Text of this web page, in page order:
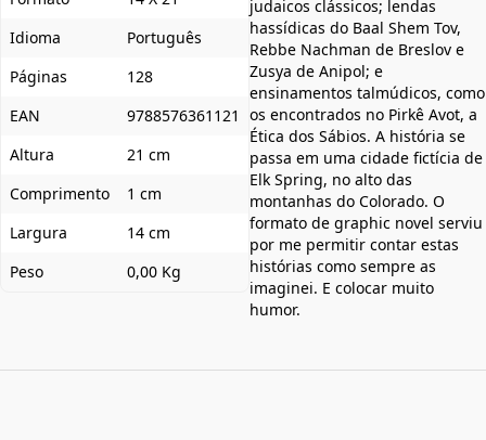
Idioma
Português
Páginas
128
EAN
9788576361121
Altura
21 cm
Comprimento
1 cm
Largura
14 cm
Peso
0,00 Kg
judaicos clássicos; lendas
hassídicas do Baal Shem Tov,
Rebbe Nachman de Breslov e
Zusya de Anipol; e
ensinamentos talmúdicos, como
os encontrados no Pirkê Avot, a
Ética dos Sábios. A história se
passa em uma cidade fictícia de
Elk Spring, no alto das
montanhas do Colorado. O
formato de graphic novel serviu
por me permitir contar estas
histórias como sempre as
imaginei. E colocar muito
humor.